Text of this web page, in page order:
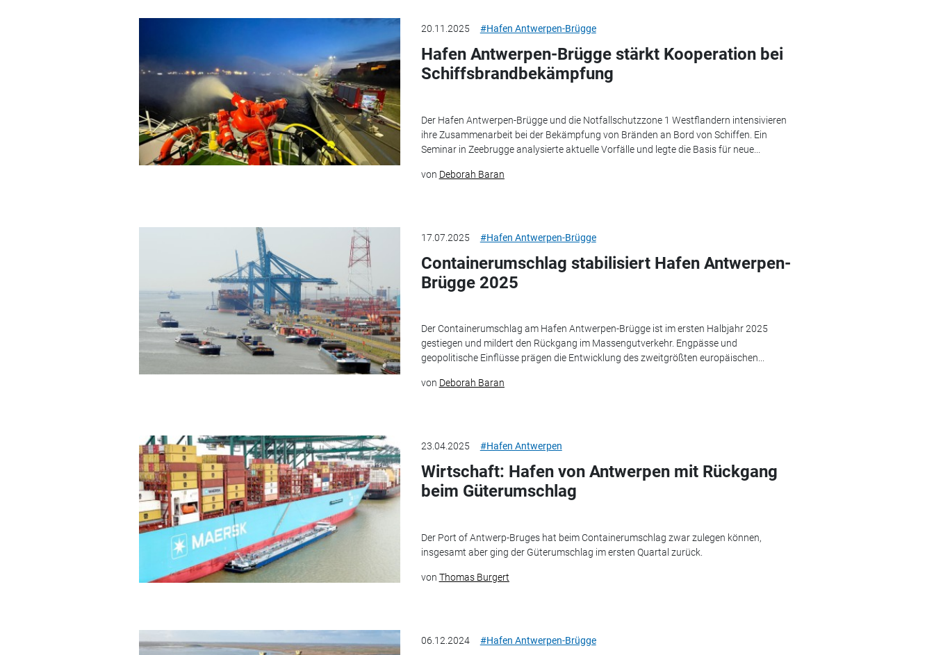
20.11.2025 #Hafen Antwerpen-Brügge
Hafen Antwerpen-Brügge stärkt Kooperation bei
Schiffsbrandbekämpfung
Der Hafen Antwerpen-Brügge und die Notfallschutzzone 1 Westflandern intensivieren
ihre Zusammenarbeit bei der Bekämpfung von Bränden an Bord von Schiffen. Ein
Seminar in Zeebrugge analysierte aktuelle Vorfälle und legte die Basis für neue...
von Deborah Baran
17.07.2025 #Hafen Antwerpen-Brügge
Containerumschlag stabilisiert Hafen Antwerpen-
Brügge 2025
Der Containerumschlag am Hafen Antwerpen-Brügge ist im ersten Halbjahr 2025
gestiegen und mildert den Rückgang im Massengutverkehr. Engpässe und
geopolitische Einflüsse prägen die Entwicklung des zweitgrößten europäischen...
von Deborah Baran
23.04.2025 #Hafen Antwerpen
Wirtschaft: Hafen von Antwerpen mit Rückgang
beim Güterumschlag
Der Port of Antwerp-Bruges hat beim Containerumschlag zwar zulegen können,
insgesamt aber ging der Güterumschlag im ersten Quartal zurück.
von Thomas Burgert
06.12.2024 #Hafen Antwerpen-Brügge